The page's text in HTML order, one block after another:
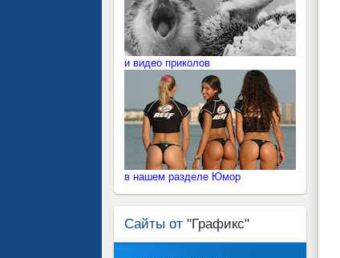
и видео приколов
в нашем разделе Юмор
Сайты от "Графикс"